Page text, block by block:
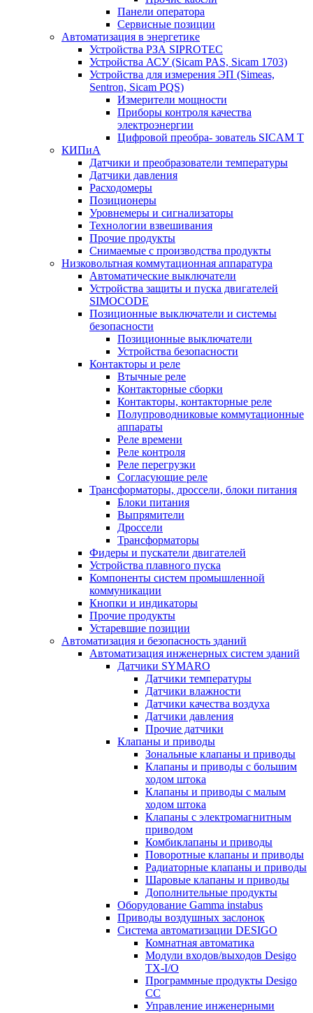
Панели оператора
Сервисные позиции
Автоматизация в энергетике
Устройства РЗА SIPROTEC
Устройства АСУ (Sicam PAS, Sicam 1703)
Устройства для измерения ЭП (Simeas,
Sentron, Sicam PQS)
Измерители мощности
Приборы контроля качества
электроэнергии
Цифровой преобра- зователь SICAM T
КИПиА
Датчики и преобразователи температуры
Датчики давления
Расходомеры
Позиционеры
Уровнемеры и сигнализаторы
Технологии взвешивания
Прочие продукты
Снимаемые с производства продукты
Низковольтная коммутационная аппаратура
Автоматические выключатели
Устройства защиты и пуска двигателей
SIMOCODE
Позиционные выключатели и системы
безопасности
Позиционные выключатели
Устройства безопасности
Контакторы и реле
Втычные реле
Контакторные сборки
Контакторы, контакторные реле
Полупроводниковые коммутационные
аппараты
Реле времени
Реле контроля
Реле перегрузки
Согласующие реле
Трансформаторы, дроссели, блоки питания
Блоки питания
Выпрямители
Дроссели
Трансформаторы
Фидеры и пускатели двигателей
Устройства плавного пуска
Компоненты систем промышленной
коммуникации
Кнопки и индикаторы
Прочие продукты
Устаревшие позиции
Автоматизация и безопасность зданий
Автоматизация инженерных систем зданий
Датчики SYMARO
Датчики температуры
Датчики влажности
Датчики качества воздуха
Датчики давления
Прочие датчики
Клапаны и приводы
Зональные клапаны и приводы
Клапаны и приводы с большим
ходом штока
Клапаны и приводы с малым
ходом штока
Клапаны с электромагнитным
приводом
Комбиклапаны и приводы
Поворотные клапаны и приводы
Радиаторные клапаны и приводы
Шаровые клапаны и приводы
Дополнительные продукты
Оборудование Gamma instabus
Приводы воздушных заслонок
Система автоматизации DESIGO
Комнатная автоматика
Модули входов/выходов Desigo
TX-I/O
Программные продукты Desigo
CC
Управление инженерными